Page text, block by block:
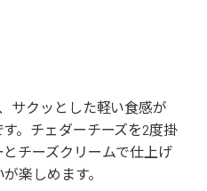
サクッとした軽い食感が
。チェダーチーズを2度掛
チーズクリームで仕上げ
楽しめます。